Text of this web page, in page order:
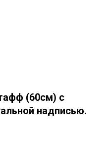
(60см) с
надписью.